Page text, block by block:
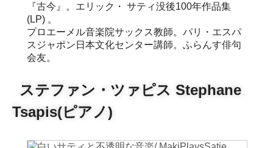
『古今』。エリック・ サティ没後100年作品集
(LP) 。
プロエーメル音楽院サックス教師。パリ・エスパ
スジャポン日本文化センター講師。ふらんす俳句
会友。
ステファン・ツァピス Stephane
Tsapis(ピアノ)